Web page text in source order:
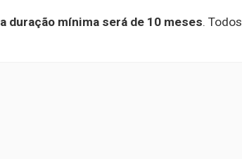
a duração mínima será de 10 meses. Todos